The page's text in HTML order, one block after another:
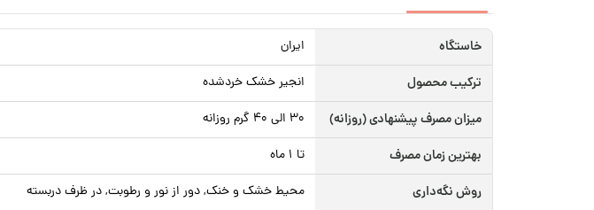
خاستگاه ایران
ترکیب محصول انجیر خشک خردشده
میزان مصرف پیشنهادی (روزانه) ۳۰ الی ۴۰ گرم روزانه
بهترین زمان مصرف تا ۱ ماه
روش نگه‌داری محیط خشک و خنک, دور از نور و رطوبت, در ظرف دربسته